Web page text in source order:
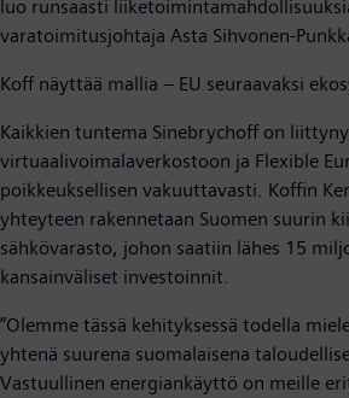
luo runsaasti
varatoimitusjohtaja Asta Sihvonen-
Koff näyttää mallia – EU seuraavaksi
Kaikkien tuntema Sinebrychoff on
virtuaalivoimalaverkostoon ja Flexible
poikkeuksellisen vakuuttavasti. Koffin
yhteyteen rakennetaan Suomen suurin
sähkövarasto, johon saatiin lähes 15
kansainväliset investoinnit.
”Olemme tässä kehityksessä todella
yhtenä suurena suomalaisena
Vastuullinen energiankäyttö on meille